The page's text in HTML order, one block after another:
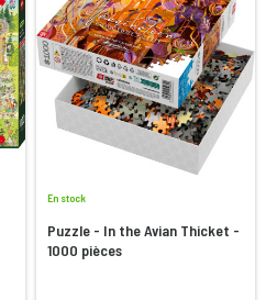
En stock
Puzzle - In the Avian Thicket -
1000 pièces